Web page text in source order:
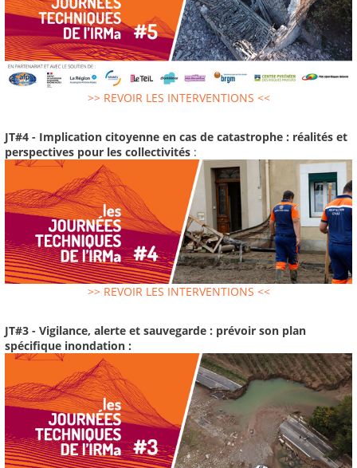
>> REVOIR LES INTERVENTIONS <<
JT#4 - Implication citoyenne en cas de catastrophe : réalités et
perspectives pour les collectivités :
>> REVOIR LES INTERVENTIONS <<
JT#3 - Vigilance, alerte et sauvegarde : prévoir son plan
spécifique inondation :